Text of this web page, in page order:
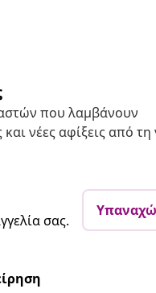
που λαμβάνουν
νέες αφίξεις από τη
σας.